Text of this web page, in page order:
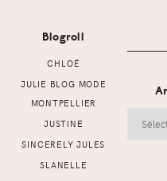
Blogroll
CHLOÉ
JULIE BLOG MODE
MONTPELLIER
JUSTINE
SINCERELY JULES
SLANELLE